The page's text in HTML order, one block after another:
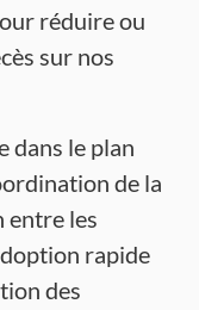
réduire ou
sur nos
dans le plan
de la
entre les
rapide
des